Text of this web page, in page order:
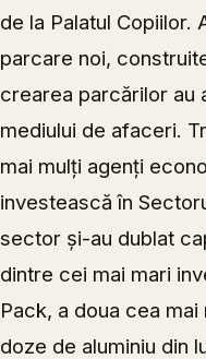
de la Palatul
parcare noi,
crearea parcărilor au
mediului de afaceri.
mai mulți agenți
investească în
sector și-au dublat
dintre cei mai mari
Pack, a doua cea
doze de aluminiu din